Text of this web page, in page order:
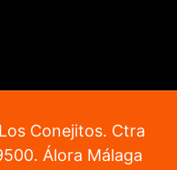
Conejitos. Ctra
Álora Málaga